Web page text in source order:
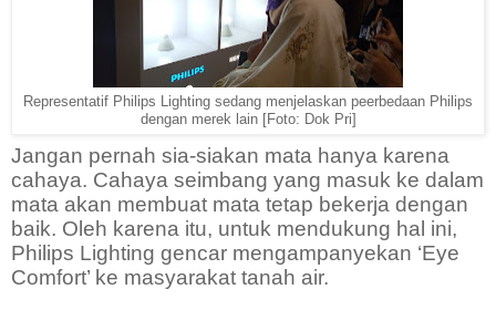
Representatif Philips Lighting sedang menjelaskan peerbedaan Philips
dengan merek lain [Foto: Dok Pri]
Jangan pernah sia-siakan mata hanya karena
cahaya. Cahaya seimbang yang masuk ke dalam
mata akan membuat mata tetap bekerja dengan
baik. Oleh karena itu, untuk mendukung hal ini,
Philips Lighting gencar mengampanyekan ‘Eye
Comfort’ ke masyarakat tanah air.